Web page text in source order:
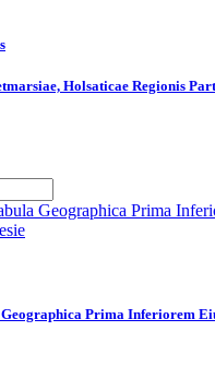
Holsaticae Regionis
Geographica Prima Inferiorem